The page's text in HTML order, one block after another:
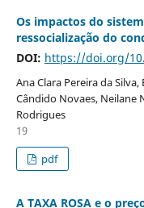
Os impactos do
ressocialização do
DOI: https://doi.org/
Ana Clara Pereira da
Cândido Novaes, Neilane
Rodrigues
19
pdf
A TAXA ROSA e o